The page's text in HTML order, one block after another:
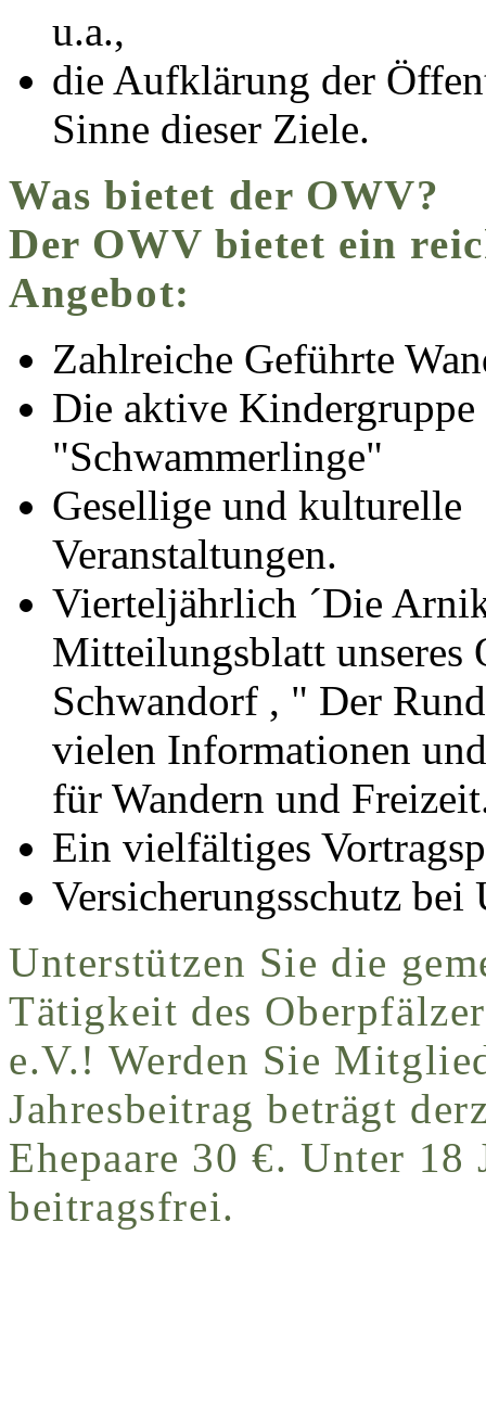
u.a.,
die Aufklärung der
Sinne dieser Ziele.
Was bietet der OWV?
Der OWV bietet ein
Angebot:
Zahlreiche Geführte
Die aktive Kindergruppe
"Schwammerlinge"
Gesellige und kulturelle
Veranstaltungen.
Vierteljährlich ´Die
Mitteilungsblatt unseres
Schwandorf , " Der
vielen Informationen
für Wandern und
Ein vielfältiges
Versicherungsschutz bei
Unterstützen Sie die
Tätigkeit des
e.V.! Werden Sie
Jahresbeitrag beträgt
Ehepaare 30 €. Unter 18
beitragsfrei.